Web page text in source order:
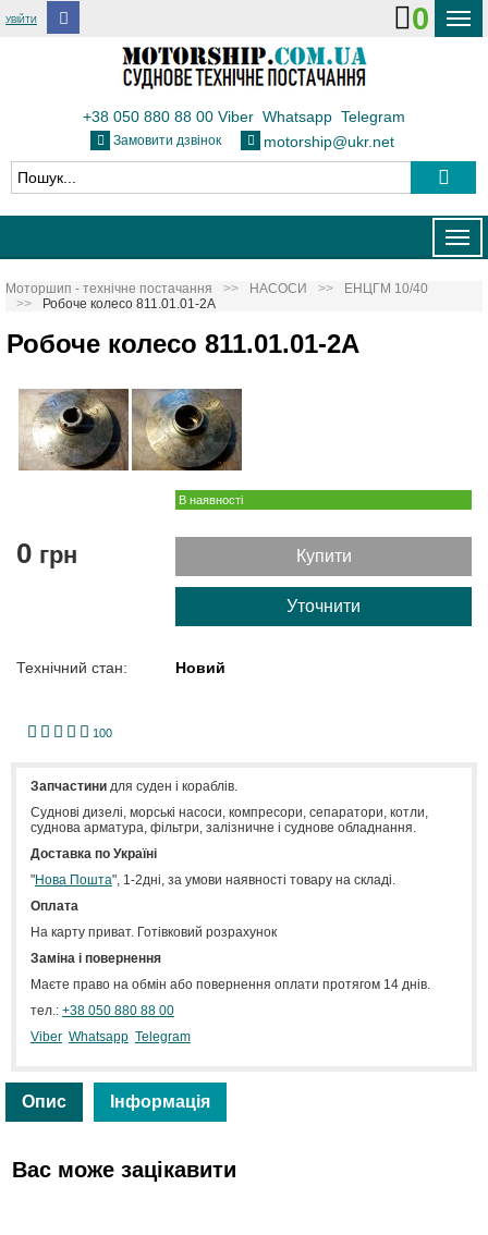
УВІЙТИ
ДОСТАВКА І ОПЛАТА
ТЕПЛОВОЗИ
КОНТАКТИ
0
+38 050 880 88 00 Viber Whatsapp Telegram
Замовити дзвінок motorship@ukr.net
Моторшип - технічне постачання НАСОСИ
ЕНЦГМ 10/40
Робоче колесо 811.01.01-2А
Робоче колесо 811.01.01-2А
В наявності
0 грн Купити
Уточнити
Технічний стан: Новий
100
Запчастинидля суден і кораблів.
Cуднові дизелі, морські насоси, компресори, сепаратори, котли,
суднова арматура, фільтри, залізничне і суднове обладнання.
Доставка по Україні
"Нова Пошта", 1-2дні, за умови наявності товару на складі.
Оплата
На карту приват. Готівковий розрахунок
Заміна і повернення
Маєте право на обмін або повернення оплати протягом 14 днів.
тел.: +38 050 880 88 00
Viber Whatsapp Telegram
Опис Інформація
Вас може зацікавити